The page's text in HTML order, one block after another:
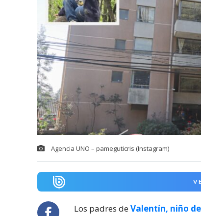
Agencia UNO – pameguticris (Instagram)
Los padres deValentín, niño